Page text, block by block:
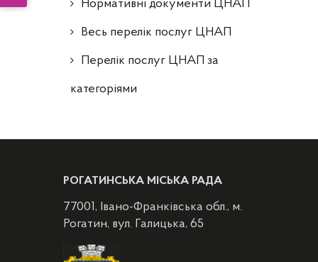
Нормативні документи ЦНАП
Весь перелік послуг ЦНАП
Перелік послуг ЦНАП за
категоріями
РОГАТИНСЬКА МІСЬКА РАДА
77001, Івано-Франківська обл., м.
Рогатин, вул. Галицька, 65